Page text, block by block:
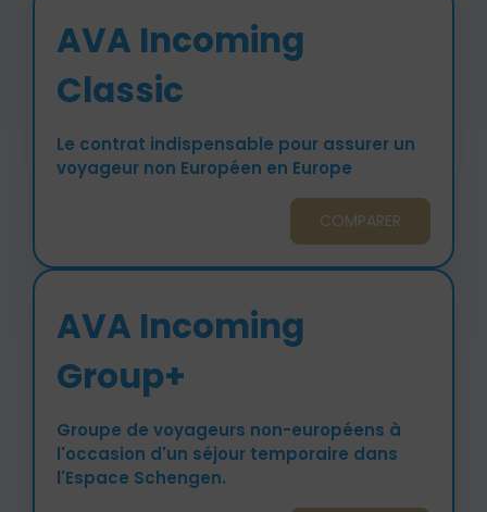
AVA Incoming
Classic
Le contrat indispensable pour assurer un
voyageur non Européen en Europe
COMPARER
AVA Incoming
Group+
Groupe de voyageurs non-européens à
l'occasion d'un séjour temporaire dans
l'Espace Schengen.